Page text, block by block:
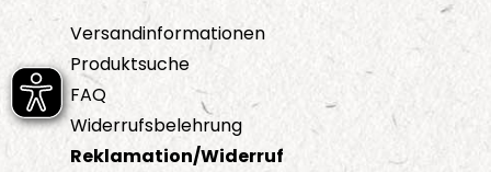
Versandinformationen
Produktsuche
FAQ
Widerrufsbelehrung
Reklamation/Widerruf